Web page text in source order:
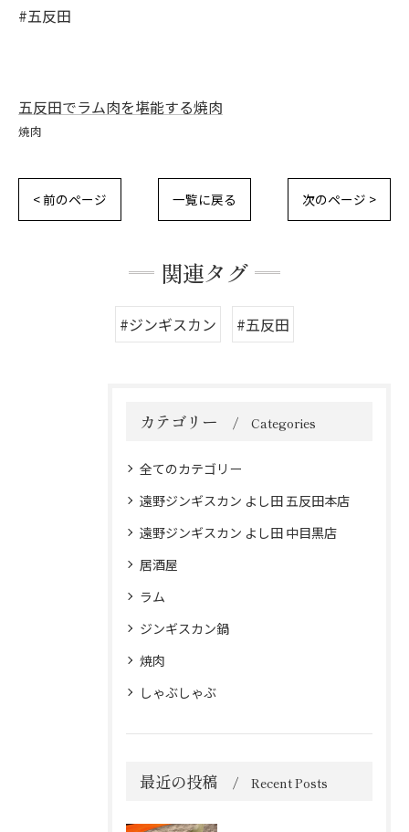
#五反田
五反田でラム肉を堪能する焼肉
焼肉
< 前のページ 一覧に戻る 次のページ >
関連タグ
#ジンギスカン #五反田
カテゴリー Categories
全てのカテゴリー
遠野ジンギスカン よし田 五反田本店
遠野ジンギスカン よし田 中目黒店
居酒屋
ラム
ジンギスカン鍋
焼肉
しゃぶしゃぶ
最近の投稿 Recent Posts